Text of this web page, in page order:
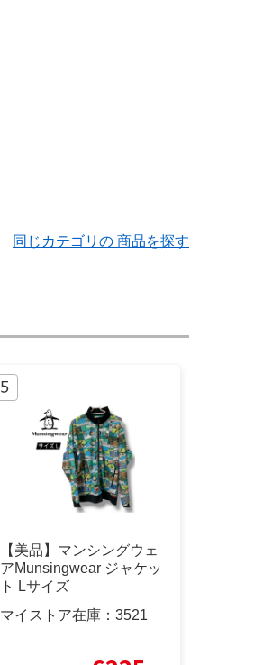
同じカテゴリの 商品を探す
【美品】マンシングウェ
アMunsingwear ジャケッ
ト Lサイズ
マイストア在庫： 3521